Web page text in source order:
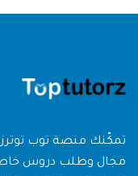
تمكّنك منصة توب
مجال وطلب دروس خاصة